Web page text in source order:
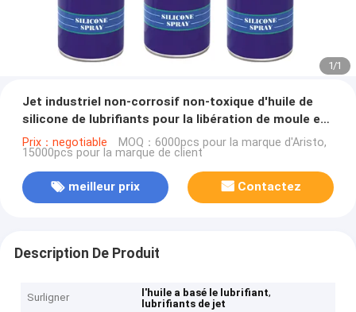
1/1
Jet industriel non-corrosif non-toxique d'huile de
silicone de lubrifiants pour la libération de moule en
plastique
Prix：negotiable MOQ：6000pcs pour la marque d'Aristo,
15000pcs pour la marque de client
meilleur prix Contactez
Description De Produit
Surligner l'huile a basé le lubrifiant,
lubrifiants de jet